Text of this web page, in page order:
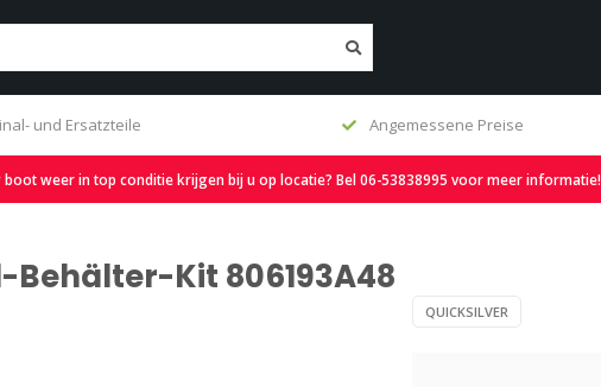
und Ersatzteile Angemessene Preise
boot weer in top conditie krijgen bij u op locatie? Bel 06-53838995 voor meer informatie!
Kit 806193A48
QUICKSILVER